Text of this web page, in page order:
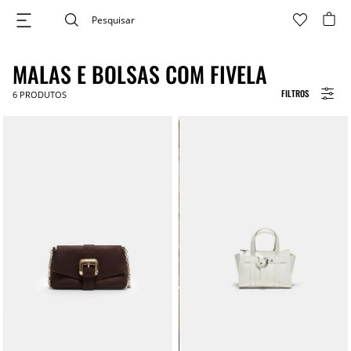
FILTROS
MALAS E BOLSAS COM FIVELA
6 PRODUTOS